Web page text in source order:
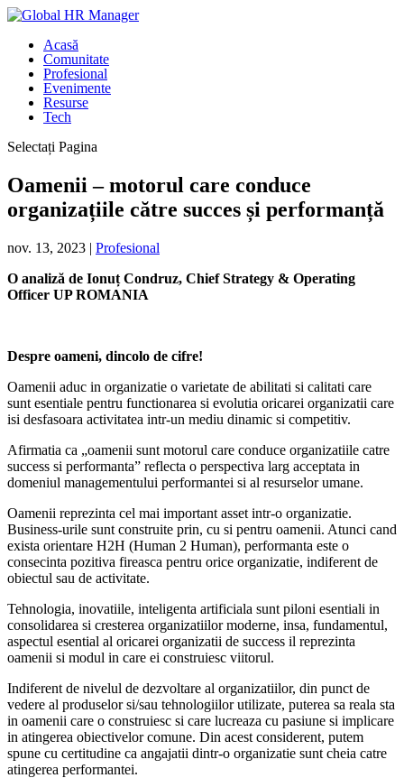
Acasă
Comunitate
Profesional
Evenimente
Resurse
Tech
Selectați Pagina
Oamenii – motorul care conduce
organizațiile către succes și performanță
nov. 13, 2023 | Profesional
O analiză de Ionuț Condruz, Chief Strategy & Operating
Officer UP ROMANIA
Despre oameni, dincolo de cifre!
Oamenii aduc in organizatie o varietate de abilitati si calitati care
sunt esentiale pentru functionarea si evolutia oricarei organizatii care
isi desfasoara activitatea intr-un mediu dinamic si competitiv.
Afirmatia ca „oamenii sunt motorul care conduce organizatiile catre
success si performanta” reflecta o perspectiva larg acceptata in
domeniul managementului performantei si al resurselor umane.
Oamenii reprezinta cel mai important asset intr-o organizatie.
Business-urile sunt construite prin, cu si pentru oamenii. Atunci cand
exista orientare H2H (Human 2 Human), performanta este o
consecinta pozitiva fireasca pentru orice organizatie, indiferent de
obiectul sau de activitate.
Tehnologia, inovatiile, inteligenta artificiala sunt piloni esentiali in
consolidarea si cresterea organizatiilor moderne, insa, fundamentul,
aspectul esential al oricarei organizatii de success il reprezinta
oamenii si modul in care ei construiesc viitorul.
Indiferent de nivelul de dezvoltare al organizatiilor, din punct de
vedere al produselor si/sau tehnologiilor utilizate, puterea sa reala sta
in oamenii care o construiesc si care lucreaza cu pasiune si implicare
in atingerea obiectivelor comune. Din acest considerent, putem
spune cu certitudine ca angajatii dintr-o organizatie sunt cheia catre
atingerea performantei.